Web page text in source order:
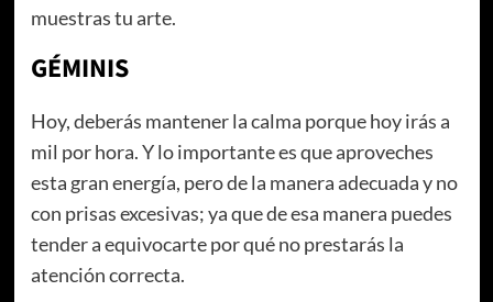
muestras tu arte.
GÉMINIS
Hoy, deberás mantener la calma porque hoy irás a
mil por hora. Y lo importante es que aproveches
esta gran energía, pero de la manera adecuada y no
con prisas excesivas; ya que de esa manera puedes
tender a equivocarte por qué no prestarás la
atención correcta.